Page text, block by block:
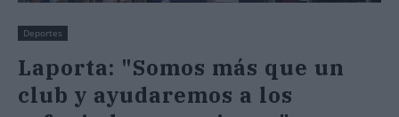
Deportes
Laporta: "Somos más que un
club y ayudaremos a los